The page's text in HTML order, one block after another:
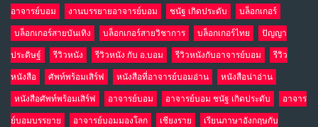
อาจารย์บอม งานบรรยายอาจารย์บอม ชนัฐ เกิดประดับ บล็อกเกอร์
บล็อกเกอร์สายบันเทิง บล็อกเกอร์สายวิชาการ บล็อกเกอร์ไทย ปัญญา
ประดิษฐ์ รีวิวหนัง รีวิวหนัง กับ อ.บอม รีวิวหนังกับอาจารย์บอม รีวิว
หนังสือ ศัพท์พร้อมเสิร์ฟ หนังสือที่อาจารย์บอมอ่าน หนังสือน่าอ่าน
หนังสือศัพท์พร้อมเสิร์ฟ อาจารย์บอม อาจารย์บอม ชนัฐ เกิดประดับ อาจาร
ย์บอมบรรยาย อาจารย์บอมมองโลก เชียงราย เรียนภาษาอังกฤษกับ